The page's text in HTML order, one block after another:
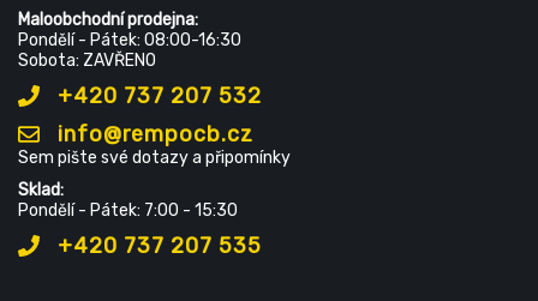
Maloobchodní prodejna:
Pondělí - Pátek: 08:00-16:30
Sobota: ZAVŘENO
+420 737 207 532
info@rempocb.cz
Sem pište své dotazy a připomínky
Sklad:
Pondělí - Pátek: 7:00 - 15:30
+420 737 207 535